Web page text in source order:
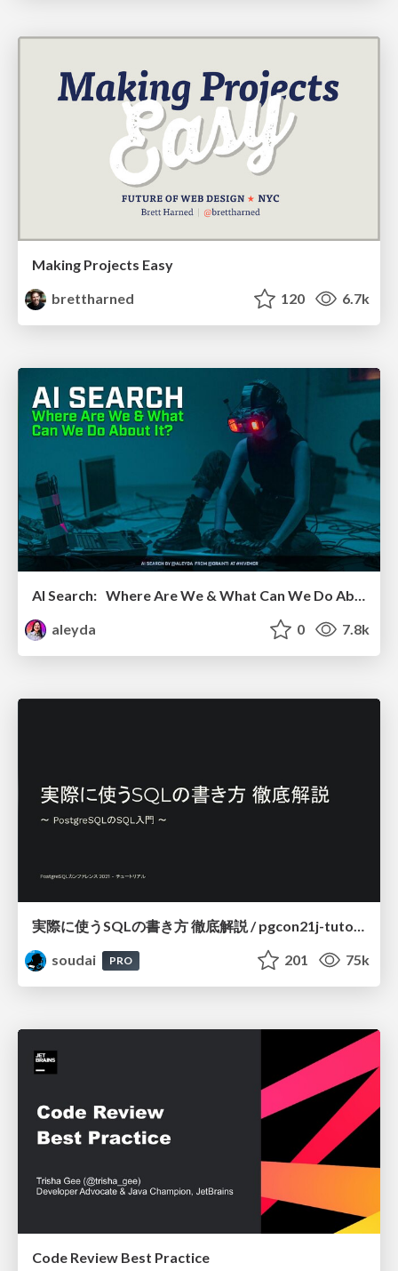
Making Projects Easy
brettharned
120 6.7k
AI Search: Where Are We & What Can We Do About It?
aleyda
0 7.8k
実際に使うSQLの書き方 徹底解説 / pgcon21j-tutorial
soudai
PRO 201 75k
Code Review Best Practice